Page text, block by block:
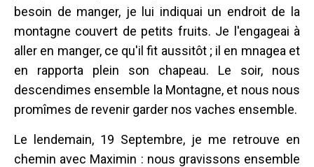
besoin de manger, je lui indiquai un endroit de la
montagne couvert de petits fruits. Je l'engageai à
aller en manger, ce qu'il fit aussitôt ; il en mnagea et
en rapporta plein son chapeau. Le soir, nous
descendimes ensemble la Montagne, et nous nous
promîmes de revenir garder nos vaches ensemble.
Le lendemain, 19 Septembre, je me retrouve en
chemin avec Maximin : nous gravissons ensemble